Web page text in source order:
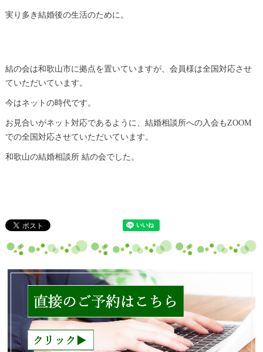
実り多き結婚後の生活のために。
結の会は和歌山市に拠点を置いていますが、会員様は全国対応させ
ていただいています。
今はネットの時代です。
お見合いがネット対応であるように、結婚相談所への入会もZOOM
での全国対応させていただいています。
和歌山の結婚相談所 結の会でした。